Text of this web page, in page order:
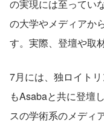
の実現には至ってい
の大学やメディアか
す。実際、登壇や取
7月には、独ロイト
もAsabaと共に登壇
スの学術系のメディ